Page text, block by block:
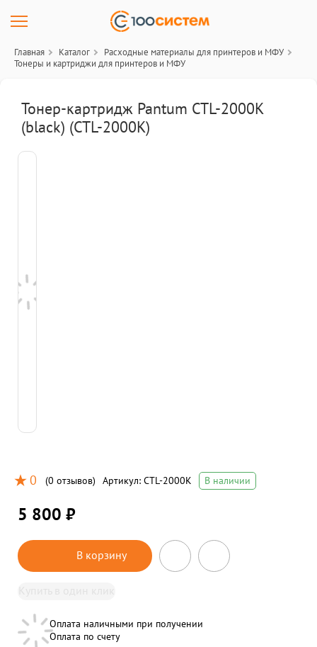
Главная Каталог
Расходные материалы для принтеров и МФУ
Тонеры и картриджи для принтеров и МФУ
Тонер-картридж Pantum CTL-2000K
(black) (CTL-2000K)
0 (0 отзывов) Артикул: CTL-2000K В наличии
5 800 ₽
В корзину
Оплата наличными при получении
Оплата по счету